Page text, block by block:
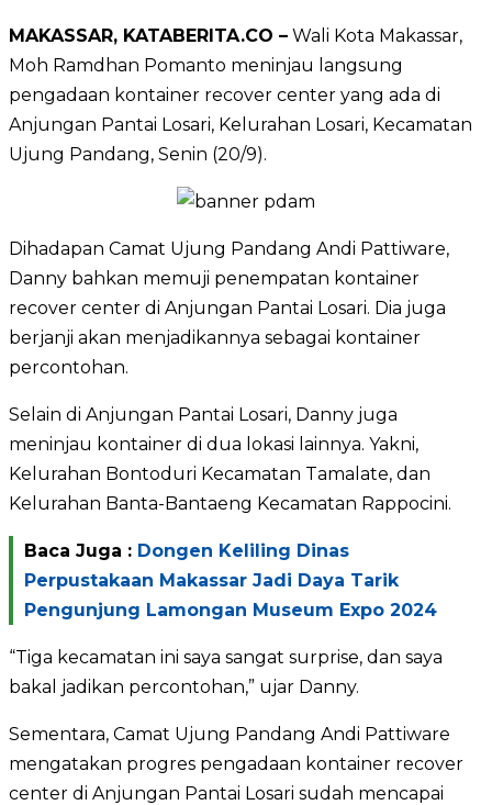
MAKASSAR, KATABERITA.CO – Wali Kota Makassar,
Moh Ramdhan Pomanto meninjau langsung
pengadaan kontainer recover center yang ada di
Anjungan Pantai Losari, Kelurahan Losari, Kecamatan
Ujung Pandang, Senin (20/9).
Dihadapan Camat Ujung Pandang Andi Pattiware,
Danny bahkan memuji penempatan kontainer
recover center di Anjungan Pantai Losari. Dia juga
berjanji akan menjadikannya sebagai kontainer
percontohan.
Selain di Anjungan Pantai Losari, Danny juga
meninjau kontainer di dua lokasi lainnya. Yakni,
Kelurahan Bontoduri Kecamatan Tamalate, dan
Kelurahan Banta-Bantaeng Kecamatan Rappocini.
Baca Juga : Dongen Keliling Dinas
Perpustakaan Makassar Jadi Daya Tarik
Pengunjung Lamongan Museum Expo 2024
“Tiga kecamatan ini saya sangat surprise, dan saya
bakal jadikan percontohan,” ujar Danny.
Sementara, Camat Ujung Pandang Andi Pattiware
mengatakan progres pengadaan kontainer recover
center di Anjungan Pantai Losari sudah mencapai